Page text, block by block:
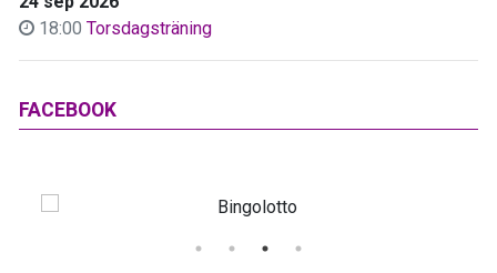
18:00 Torsdagsträning
FACEBOOK